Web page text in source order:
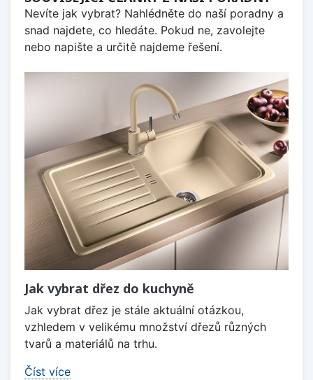
Nevíte jak vybrat? Nahlédněte do naší poradny a
snad najdete, co hledáte. Pokud ne, zavolejte
nebo napište a určitě najdeme řešení.
Jak vybrat dřez do kuchyně
Jak vybrat dřez je stále aktuální otázkou,
vzhledem v velikému množství dřezů různých
tvarů a materiálů na trhu.
Číst více